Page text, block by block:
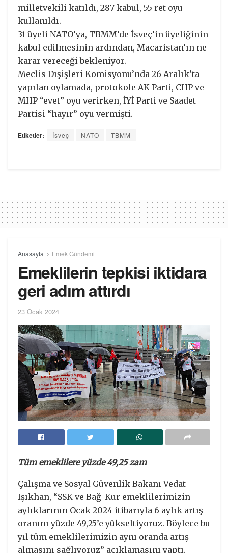
milletvekili katıldı, 287 kabul, 55 ret oyu
kullanıldı.
31 üyeli NATO’ya, TBMM’de İsveç’in üyeliğinin
kabul edilmesinin ardından, Macaristan’ın ne
karar vereceği bekleniyor.
Meclis Dışişleri Komisyonu’nda 26 Aralık’ta
yapılan oylamada, protokole AK Parti, CHP ve
MHP “evet” oyu verirken, İYİ Parti ve Saadet
Partisi “hayır” oyu vermişti.
Etiketler: İsveç NATO TBMM
Anasayfa Emek Gündemi
Emeklilerin tepkisi iktidara
geri adım attırdı
23 Ocak 2024
Tüm emeklilere yüzde 49,25 zam
Çalışma ve Sosyal Güvenlik Bakanı Vedat
Işıkhan, “SSK ve Bağ-Kur emeklilerimizin
aylıklarının Ocak 2024 itibarıyla 6 aylık artış
oranını yüzde 49,25’e yükseltiyoruz. Böylece bu
yıl tüm emeklilerimizin aynı oranda artış
almasını sağlıyoruz” açıklamasını yaptı.